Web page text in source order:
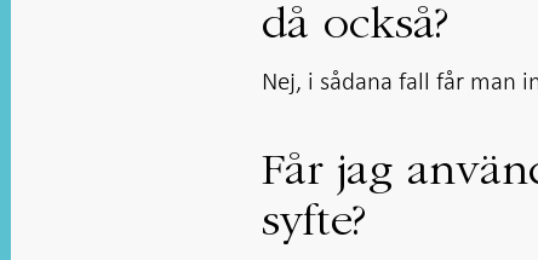
då också?
Nej, i sådana fall får man
Får jag
syfte?